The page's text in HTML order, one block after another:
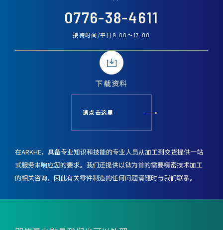
0776-38-4611
接待时间/平日 9:00 〜17:00
下载资料
请点击这里
在ARKHE，具备专业知识和技能的专业人员从加工到交货提供一站
式服务来响应您的要求。 我们还提供以钛为首的需要精密技术加工
的相关咨询，因此有关零件制造的任何问题请随时与我们联系。